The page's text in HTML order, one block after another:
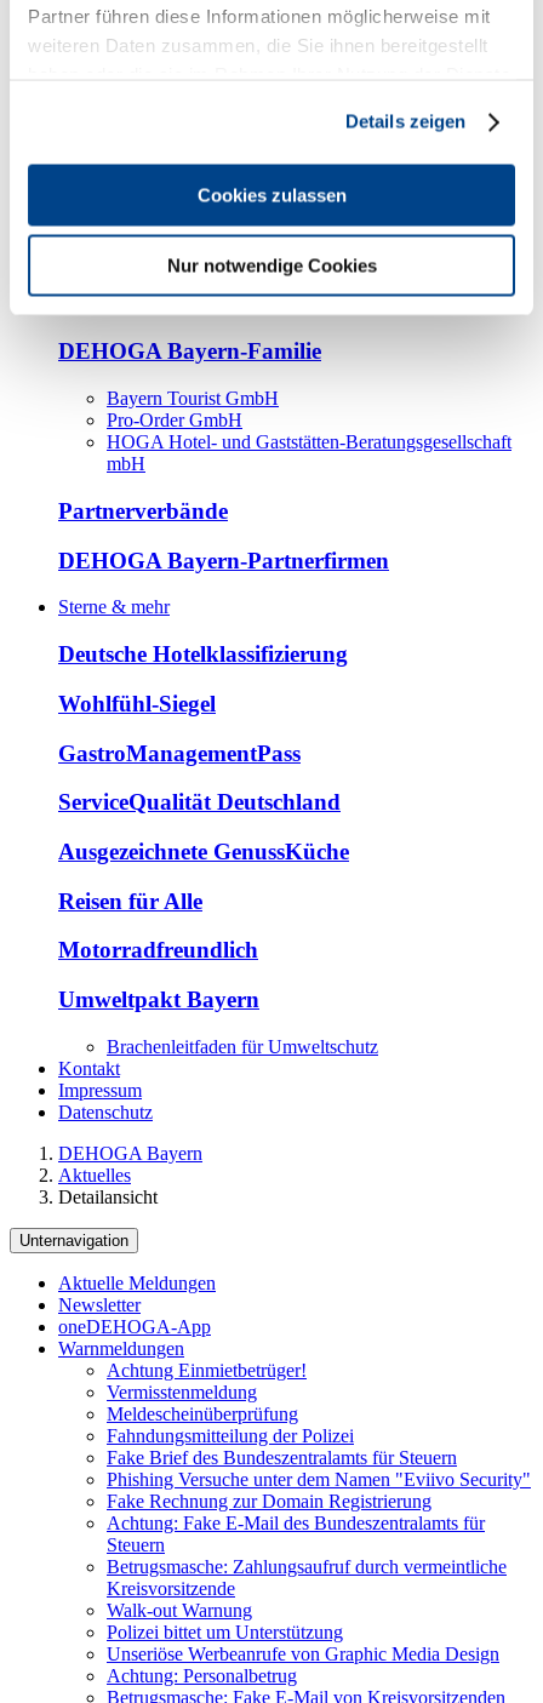
Partner führen diese Informationen möglicherweise mit
weiteren Daten zusammen, die Sie ihnen bereitgestellt
Details zeigen
Cookies zulassen
Nur notwendige Cookies
Kooperationspartner
Tourismusorganisationen
Bayern Tourismus Marketing GmbH
DEHOGA-Familie
Bundesverband
Fachverbände
DEHOGA Bayern-Familie
Bayern Tourist GmbH
Pro-Order GmbH
HOGA Hotel- und Gaststätten-Beratungsgesellschaft
mbH
Partnerverbände
DEHOGA Bayern-Partnerfirmen
Sterne & mehr
Deutsche Hotelklassifizierung
Wohlfühl-Siegel
GastroManagementPass
ServiceQualität Deutschland
Ausgezeichnete GenussKüche
Reisen für Alle
Motorradfreundlich
Umweltpakt Bayern
Brachenleitfaden für Umweltschutz
Kontakt
Impressum
Datenschutz
DEHOGA Bayern
Aktuelles
Detailansicht
Unternavigation
Aktuelle Meldungen
Newsletter
oneDEHOGA-App
Warnmeldungen
Achtung Einmietbetrüger!
Vermisstenmeldung
Meldescheinüberprüfung
Fahndungsmitteilung der Polizei
Fake Brief des Bundeszentralamts für Steuern
Phishing Versuche unter dem Namen "Eviivo Security"
Fake Rechnung zur Domain Registrierung
Achtung: Fake E-Mail des Bundeszentralamts für
Steuern
Betrugsmasche: Zahlungsaufruf durch vermeintliche
Kreisvorsitzende
Walk-out Warnung
Polizei bittet um Unterstützung
Unseriöse Werbeanrufe von Graphic Media Design
Achtung: Personalbetrug
Betrugsmasche: Fake E-Mail von Kreisvorsitzenden